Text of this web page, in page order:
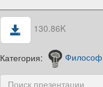
130.86K
Категория: